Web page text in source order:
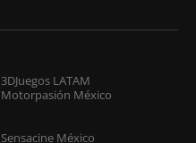
3DJuegos LATAM
Motorpasión México
Sensacine México